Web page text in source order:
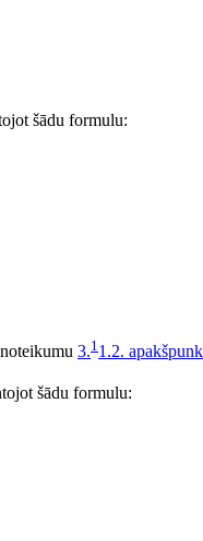
šādu formulu:
3.1 1.2.
šādu formulu: